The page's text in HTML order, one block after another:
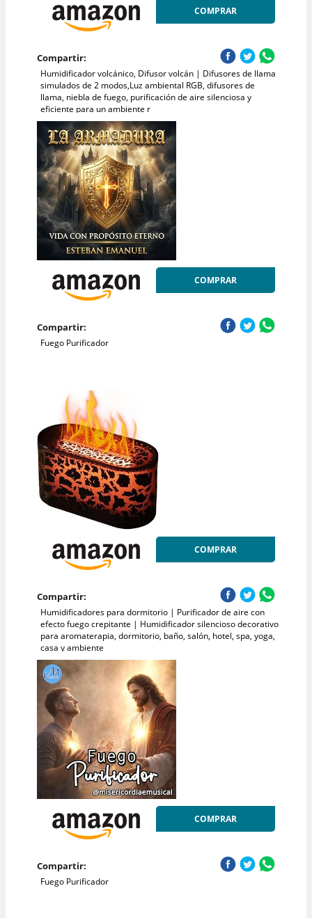
COMPRAR
Compartir:
Humidificador volcánico, Difusor volcán | Difusores de llama
simulados de 2 modos,Luz ambiental RGB, difusores de
llama, niebla de fuego, purificación de aire silenciosa y
eficiente para un ambiente r
COMPRAR
Compartir:
Fuego Purificador
COMPRAR
Compartir:
Humidificadores para dormitorio | Purificador de aire con
efecto fuego crepitante | Humidificador silencioso decorativo
para aromaterapia, dormitorio, baño, salón, hotel, spa, yoga,
casa y ambiente
COMPRAR
Compartir:
Fuego Purificador